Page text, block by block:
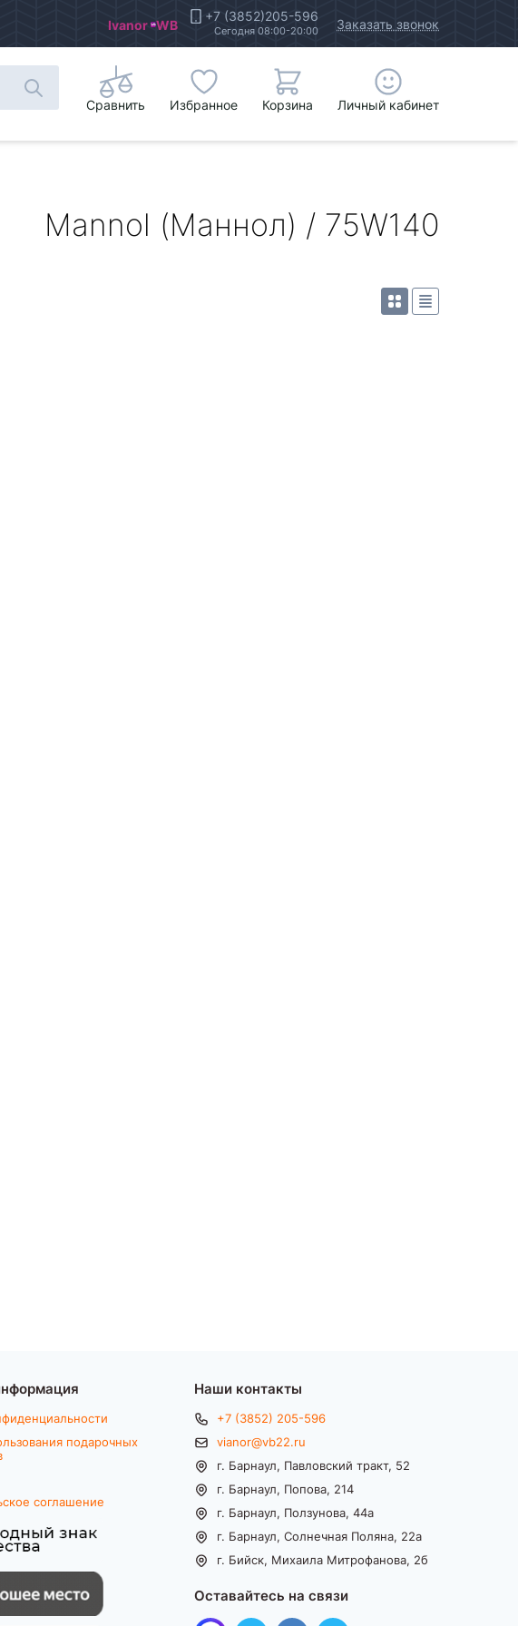
Ivanor WB +7 (3852)205-596
Сегодня 08:00-20:00 Заказать звонок
Сравнить Избранное Корзина Личный кабинет
Mannol (Маннол) / 75W140
подарочных
соглашение
Наши контакты
+7 (3852) 205-596
vianor@vb22.ru
г. Барнаул, Павловский тракт, 52
г. Барнаул, Попова, 214
г. Барнаул, Ползунова, 44а
г. Барнаул, Солнечная Поляна, 22а
г. Бийск, Михаила Митрофанова, 2б
Оставайтесь на связи